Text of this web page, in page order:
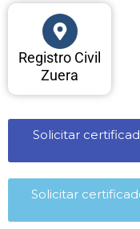
Registro Civil
Zuera
Solicitar
Solicitar